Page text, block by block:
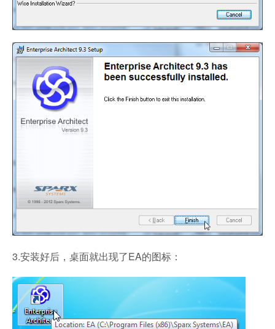
3.安装好后，桌面就出现了EA的图标：